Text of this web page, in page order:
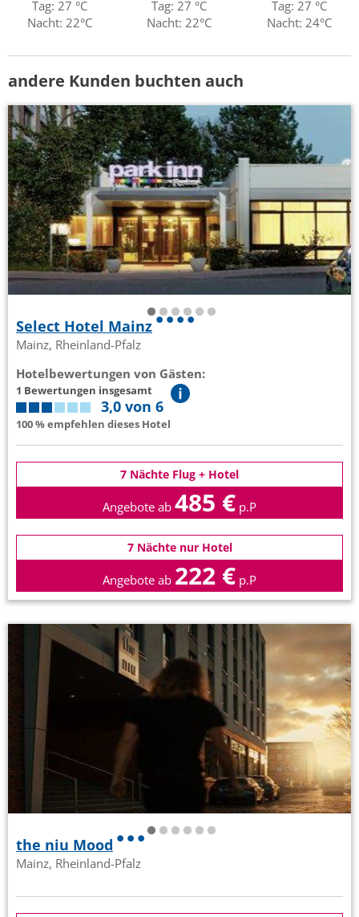
Tag: 27 °C
Nacht: 22°C
Tag: 27 °C
Nacht: 22°C
Tag: 27 °C
Nacht: 24°C
andere Kunden buchten auch
Select Hotel Mainz
Mainz, Rheinland-Pfalz
Hotelbewertungen von Gästen:
1 Bewertungen insgesamt
3,0 von 6
100 % empfehlen dieses Hotel
7 Nächte Flug + Hotel
Angebote ab 485 € p.P
7 Nächte nur Hotel
Angebote ab 222 € p.P
the niu Mood
Mainz, Rheinland-Pfalz